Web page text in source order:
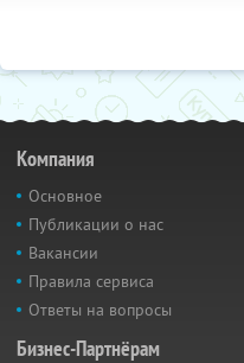
Компания
Основное
Публикации о нас
Вакансии
Правила сервиса
Ответы на вопросы
Бизнес-Партнёрам